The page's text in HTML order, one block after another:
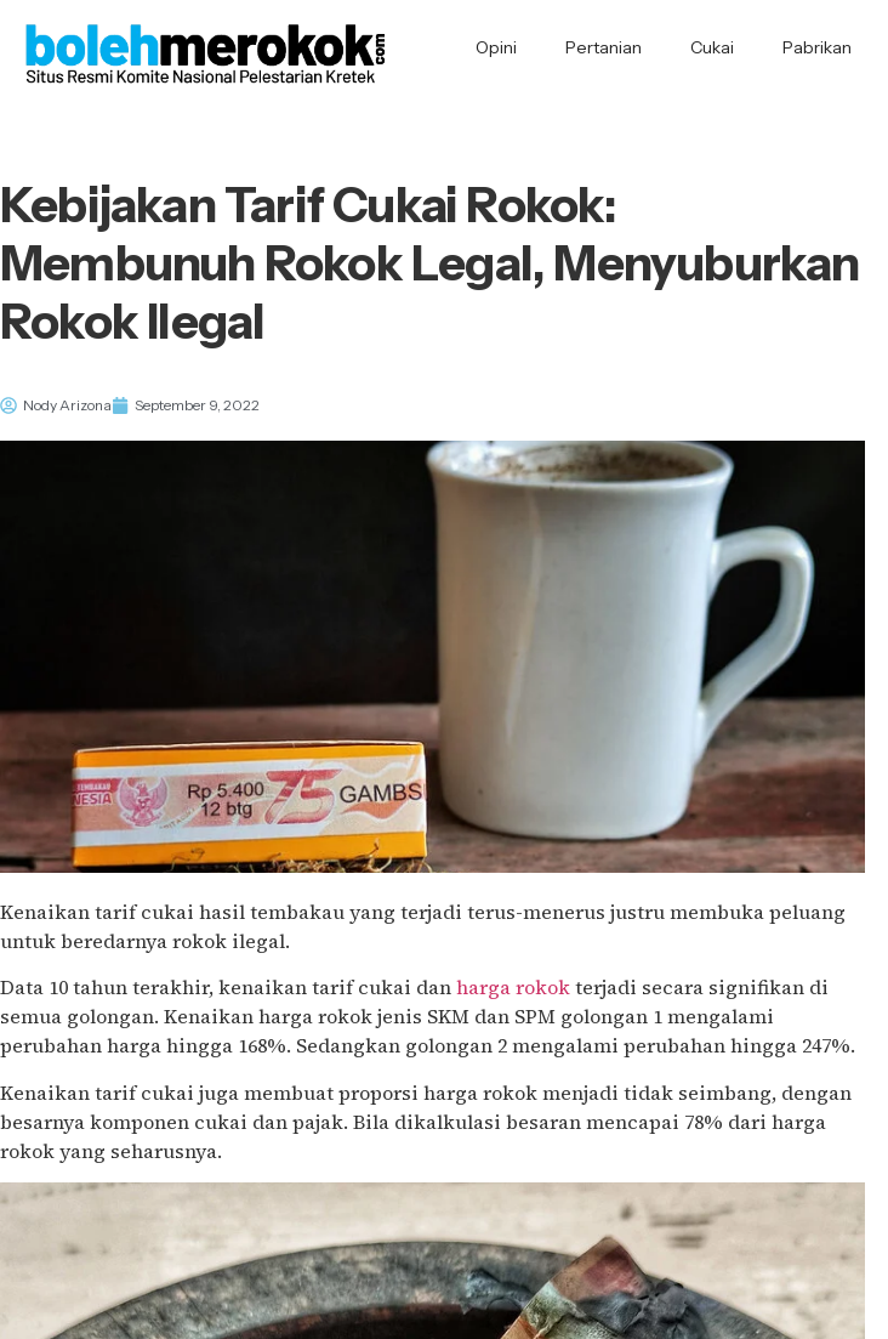
Opini Pertanian Cukai Pabrikan
Kebijakan Tarif Cukai Rokok:
Membunuh Rokok Legal, Menyuburkan
Rokok Ilegal
Nody Arizona September 9, 2022
Kenaikan tarif cukai hasil tembakau yang terjadi terus-menerus justru membuka peluang
untuk beredarnya rokok ilegal.
Data 10 tahun terakhir, kenaikan tarif cukai danharga rokokterjadi secara signifikan di
semua golongan. Kenaikan harga rokok jenis SKM dan SPM golongan 1 mengalami
perubahan harga hingga 168%. Sedangkan golongan 2 mengalami perubahan hingga 247%.
Kenaikan tarif cukai juga membuat proporsi harga rokok menjadi tidak seimbang, dengan
besarnya komponen cukai dan pajak. Bila dikalkulasi besaran mencapai 78% dari harga
rokok yang seharusnya.